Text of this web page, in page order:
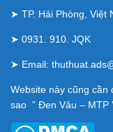
➤ TP. Hải Phòng, Việt
➤ 0931. 910. JQK
➤ Email:
Website này cũng cần
sao ” Đen Vâu – MTP